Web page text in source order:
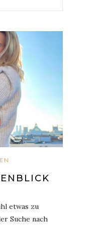
etwas zu
Suche nach